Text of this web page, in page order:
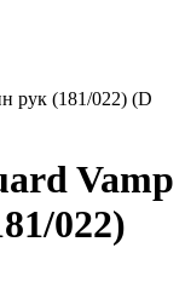
рук (181/022) (D
Vamp
022)